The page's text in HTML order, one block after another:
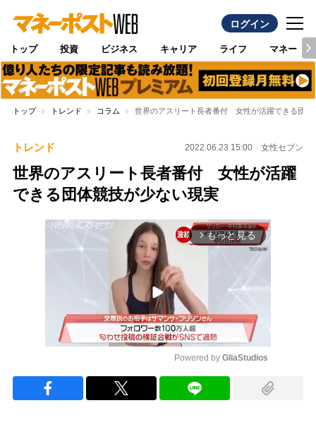
ログイン
トップ 投資 ビジネス キャリア ライフ マネー
トップ トレンド コラム 世界のアスリート長者番付 女性が活躍できる団体
トレンド 2022.06.23 15:00 女性セブン
世界のアスリート長者番付 女性が活躍
できる団体競技が少ない現実
arrow_forward_ios もっと見る
Powered by GliaStudios